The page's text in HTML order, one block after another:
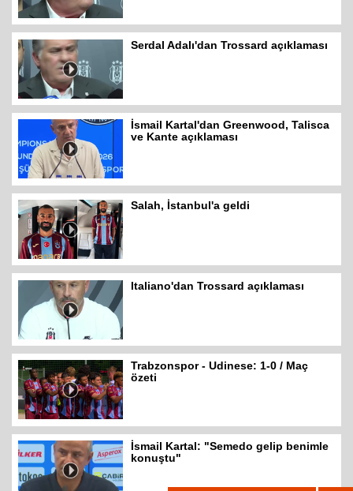
Serdal Adalı'dan Trossard açıklaması
İsmail Kartal'dan Greenwood, Talisca
ve Kante açıklaması
Salah, İstanbul'a geldi
Italiano'dan Trossard açıklaması
Trabzonspor - Udinese: 1-0 / Maç
özeti
İsmail Kartal: "Semedo gelip benimle
konuştu"